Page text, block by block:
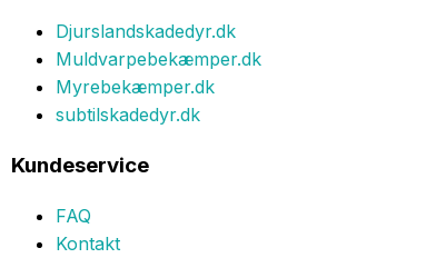
Djurslandskadedyr.dk
Muldvarpebekæmper.dk
Myrebekæmper.dk
subtilskadedyr.dk
Kundeservice
FAQ
Kontakt